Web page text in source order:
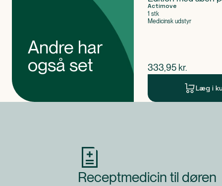
Andre har
også set
størrelse M
Actimove
1 stk
Medicinsk udstyr
$nuværende pris
333,95 kr.
Læg i
Receptmedicin til døren